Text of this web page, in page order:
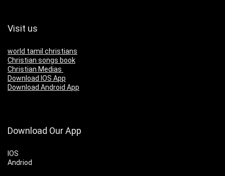
Visit us
world tamil christians
Christian songs book
Christian Medias
Download IOS App
Download Android App
Download Our App
IOS
Andriod